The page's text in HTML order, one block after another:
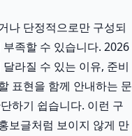
나 단정적으로만 구성되
족할 수 있습니다. 2026
라질 수 있는 이유, 준비
표현을 함께 안내하는 문
하기 쉽습니다. 이런 구
보글처럼 보이지 않게 만